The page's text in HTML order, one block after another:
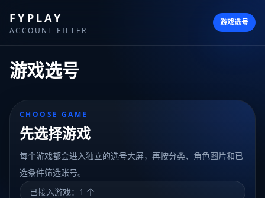
FYPLAY
ACCOUNT FILTER
游戏选号
游戏选号
CHOOSE GAME
先选择游戏
每个游戏都会进入独立的选号大屏，再按分类、角色图片和已
选条件筛选账号。
已接入游戏： 1 个